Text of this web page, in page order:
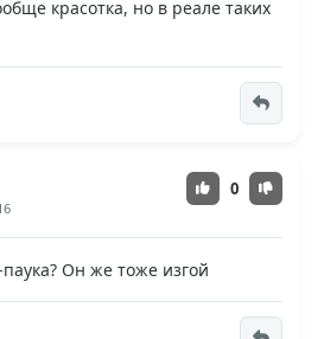
красотка, но в реале таких
0
Он же тоже изгой